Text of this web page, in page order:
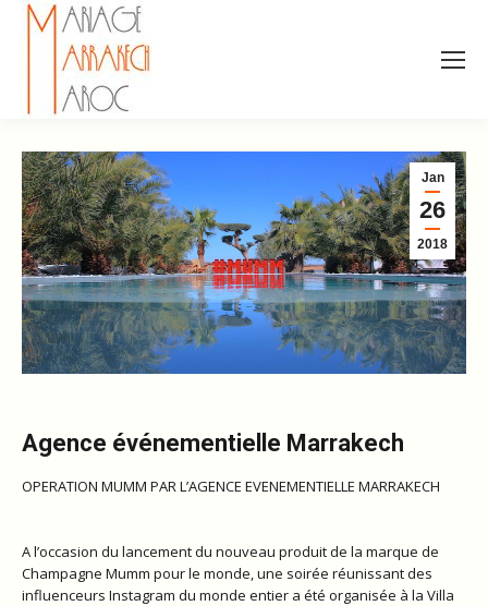
Jan
26
2018
Agence événementielle Marrakech
OPERATION MUMM PAR L’AGENCE EVENEMENTIELLE MARRAKECH
A l’occasion du lancement du nouveau produit de la marque de
Champagne Mumm pour le monde, une soirée réunissant des
influenceurs Instagram du monde entier a été organisée à la Villa